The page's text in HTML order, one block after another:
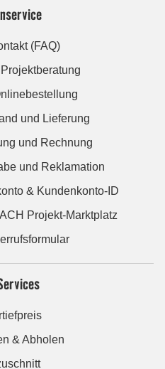
(FAQ)
und Lieferung
und Rechnung
und Reklamation
& Kundenkonto-ID
Projekt-Marktplatz
& Abholen